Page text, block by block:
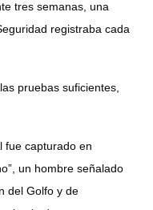
tres semanas, una
registraba cada
pruebas suficientes,
fue capturado en
un hombre señalado
del Golfo y de